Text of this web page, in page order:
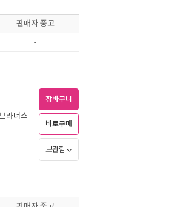
판매자 중고
-
라더스
장바구니
바로구매
보관함